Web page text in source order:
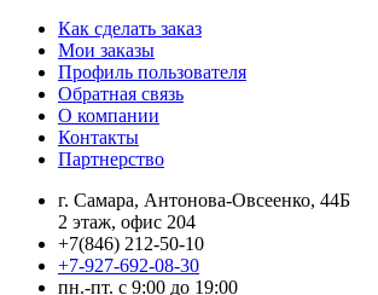
Как сделать заказ
Мои заказы
Профиль пользователя
Обратная связь
О компании
Контакты
Партнерство
г. Самара, Антонова-Овсеенко, 44Б
2 этаж, офис 204
+7(846) 212-50-10
+7-927-692-08-30
пн.-пт. с 9:00 до 19:00